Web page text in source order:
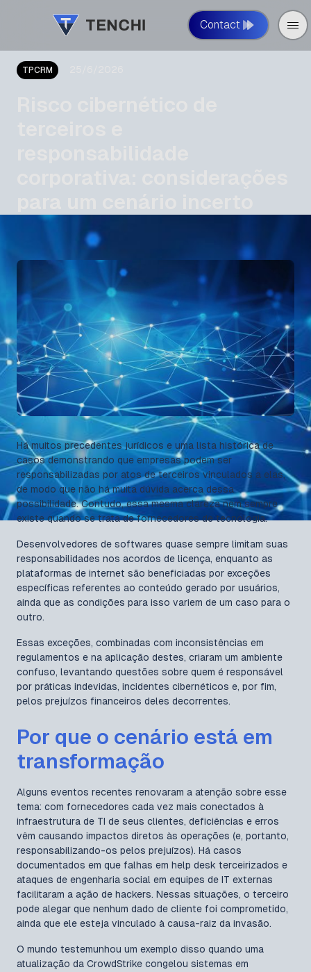
Contact
TPCRM
Há muitos precedentes jurídicos e uma lista histórica de
casos demonstrando que empresas podem ser
responsabilizadas por atos de terceiros vinculados a elas,
de modo que não há muita dúvida acerca dessa
possibilidade. Contudo, essa mesma clareza nem sempre
existe quando se trata de fornecedores de tecnologia.
Desenvolvedores de softwares quase sempre limitam suas
responsabilidades nos acordos de licença, enquanto as
plataformas de internet são beneficiadas por exceções
específicas referentes ao conteúdo gerado por usuários,
ainda que as condições para isso variem de um caso para o
outro.
Essas exceções, combinadas com inconsistências em
regulamentos e na aplicação destes, criaram um ambiente
confuso, levantando questões sobre quem é responsável
por práticas indevidas, incidentes cibernéticos e, por fim,
pelos prejuízos financeiros deles decorrentes.
Por que o cenário está em
transformação
Alguns eventos recentes renovaram a atenção sobre esse
tema: com fornecedores cada vez mais conectados à
infraestrutura de TI de seus clientes, deficiências e erros
vêm causando impactos diretos às operações (e, portanto,
responsabilizando-os pelos prejuízos). Há casos
documentados em que falhas em help desk terceirizados e
ataques de engenharia social em equipes de IT externas
facilitaram a ação de hackers. Nessas situações, o terceiro
pode alegar que nenhum dado de cliente foi comprometido,
ainda que ele esteja vinculado à causa-raiz da invasão.
O mundo testemunhou um exemplo disso quando uma
atualização da CrowdStrike congelou sistemas em